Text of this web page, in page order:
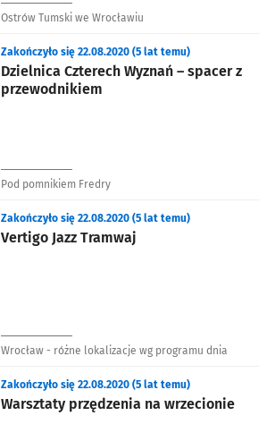
Ostrów Tumski we Wrocławiu
Dzielnica Czterech Wyznań – spacer z
przewodnikiem
Zakończyło się 22.08.2020 (5 lat temu)
Pod pomnikiem Fredry
Vertigo Jazz Tramwaj
Zakończyło się 22.08.2020 (5 lat temu)
Wrocław - różne lokalizacje wg programu dnia
Warsztaty przędzenia na wrzecionie
Zakończyło się 22.08.2020 (5 lat temu)